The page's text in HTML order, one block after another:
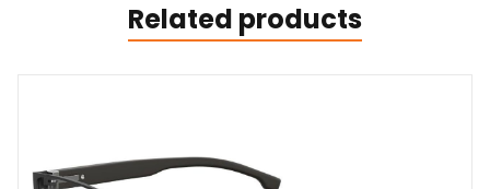
Related products